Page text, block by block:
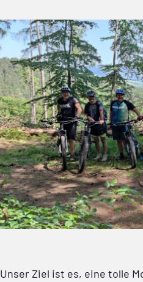
Unser Ziel ist es, eine tolle